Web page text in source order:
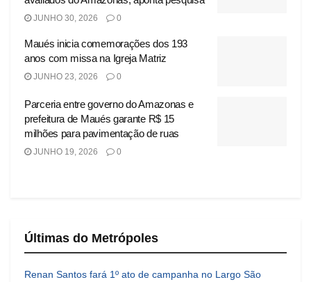
JUNHO 30, 2026 0
Maués inicia comemorações dos 193
anos com missa na Igreja Matriz
JUNHO 23, 2026 0
Parceria entre governo do Amazonas e
prefeitura de Maués garante R$ 15
milhões para pavimentação de ruas
JUNHO 19, 2026 0
Últimas do Metrópoles
Renan Santos fará 1º ato de campanha no Largo São